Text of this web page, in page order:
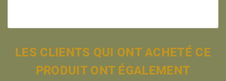
LES CLIENTS QUI ONT ACHETÉ CE
PRODUIT ONT ÉGALEMENT